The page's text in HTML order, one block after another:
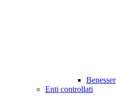
Enti controllati